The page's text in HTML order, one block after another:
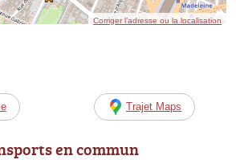
Corriger l’adresse ou la localisation
Trajet Maps
en commun